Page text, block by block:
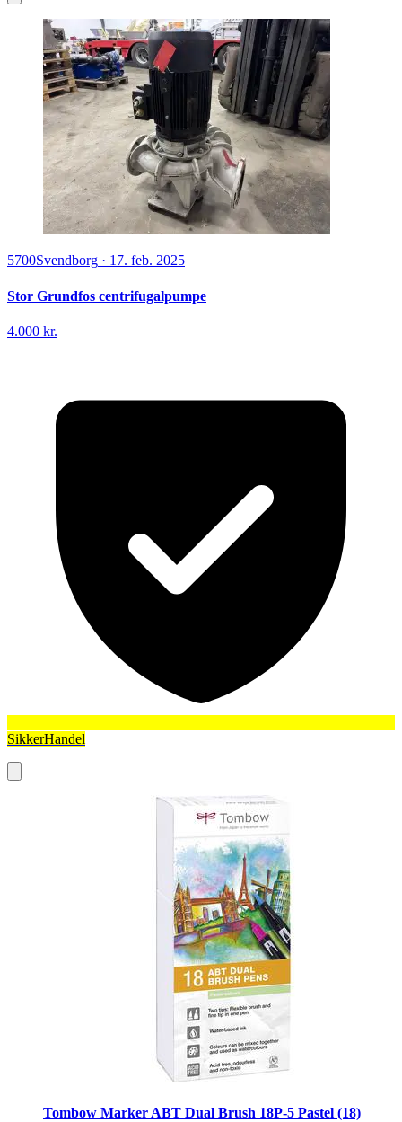
5700Svendborg · 17. feb. 2025
Stor Grundfos centrifugalpumpe
4.000 kr.
SikkerHandel
Tombow Marker ABT Dual Brush 18P-5 Pastel (18)